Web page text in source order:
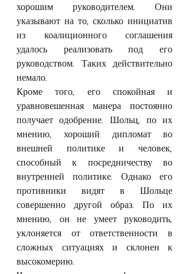
хорошим руководителем. Они
указывают на то, сколько инициатив
из коалиционного соглашения
удалось реализовать под его
руководством. Таких действительно
немало.
Кроме того, его спокойная и
уравновешенная манера постоянно
получает одобрение. Шольц, по их
мнению, хороший дипломат во
внешней политике и человек,
способный к посредничеству во
внутренней политике. Однако его
противники видят в Шольце
совершенно другой образ. По их
мнению, он не умеет руководить,
уклоняется от ответственности в
сложных ситуациях и склонен к
высокомерию.